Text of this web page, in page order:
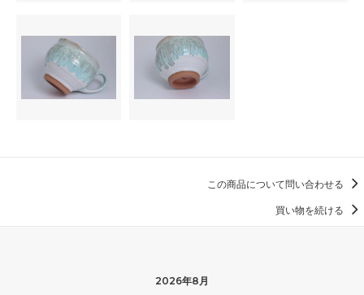
この商品について問い合わせる
買い物を続ける
2026年8月